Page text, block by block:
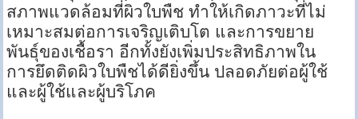
สภาพแวดล้อมที่ผิวใบพืช ทำให้เกิดภาวะที่ไม่
เหมาะสมต่อการเจริญเติบโต และการขยาย
พันธุ์ของเชื้อรา อีกทั้งยังเพิ่มประสิทธิภาพใน
การยึดติดผิวใบพืชได้ดียิ่งขึ้น ปลอดภัยต่อผู้ใช้
และผู้ใช้และผู้บริโภค